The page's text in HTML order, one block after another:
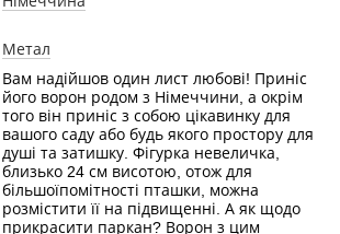
Метал
Вам надійшов один лист любові! Приніс
його ворон родом з Німеччини, а окрім
того він приніс з собою цікавинку для
вашого саду або будь якого простору для
душі та затишку. Фігурка невеличка,
близько 24 см висотою, отож для
більшоїпомітності пташки, можна
розмістити її на підвищенні. А як щодо
прикрасити паркан? Ворон з цим